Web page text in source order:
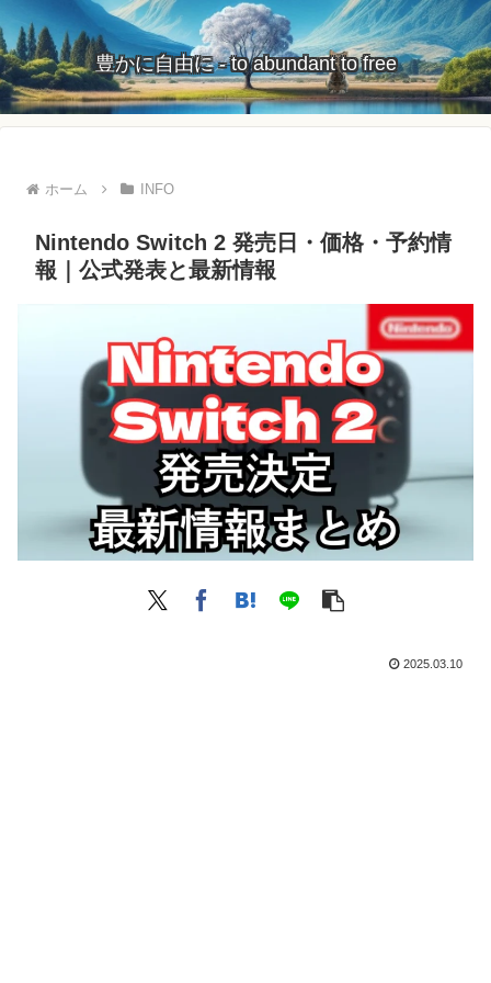
豊かに自由に - to abundant to free
ホーム INFO
Nintendo Switch 2 発売日・価格・予約情
報｜公式発表と最新情報
2025.03.10